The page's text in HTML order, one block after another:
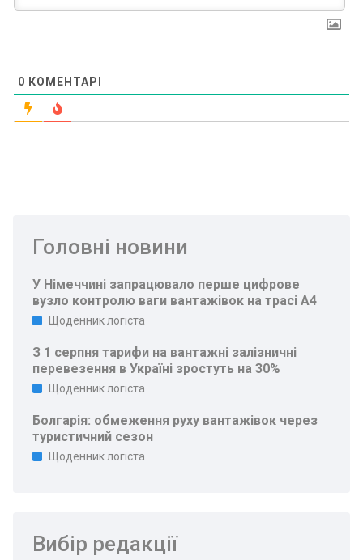
0 КОМЕНТАРІ
Головні новини
У Німеччині запрацювало перше цифрове
вузло контролю ваги вантажівок на трасі A4
Щоденник логіста
З 1 серпня тарифи на вантажні залізничні
перевезення в Україні зростуть на 30%
Щоденник логіста
Болгарія: обмеження руху вантажівок через
туристичний сезон
Щоденник логіста
Вибір редакції